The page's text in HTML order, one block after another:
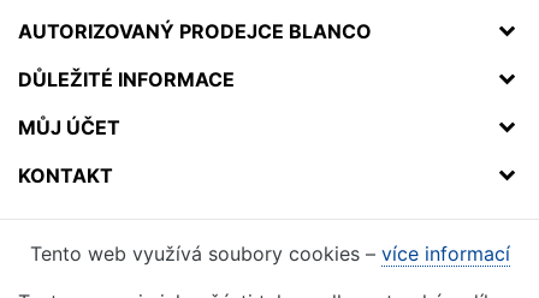
AUTORIZOVANÝ PRODEJCE BLANCO
DŮLEŽITÉ INFORMACE
MŮJ ÚČET
KONTAKT
Tento web využívá soubory cookies – více informací